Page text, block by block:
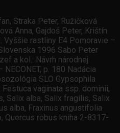
Straka Peter, Ružičková
Anna, Gajdoš Peter, Krištín
Vyššie rastliny E4 Pomoravie –
1996 Sabo Peter
a kol.: Návrh národnej
p. 180 Nadácia
SLO Gypsophila
vaginata ssp. dominii,
Salix alba, Salix fragilis, Salix
alba, Fraxinus angustifolia
Quercus robus kniha 2-8317-